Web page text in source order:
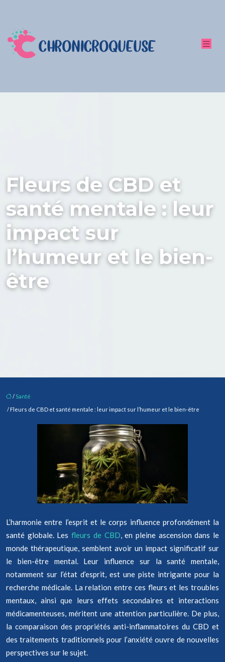
Fleurs de CBD et
santé mentale : leur
impact sur
l’humeur et le bien-
être
/ Santé
/ Fleurs de CBD et santé mentale : leur impact sur l’humeur et le bien-être
L’harmonie entre l’esprit et le corps influence profondément la
santé globale. Lesfleurs de CBD, en pleine ascension dans le
monde thérapeutique, semblent avoir un impact significatif sur
le bien-être mental. Leur influence sur la santé mentale,
notamment sur l’état d’esprit, est une piste intrigante pour la
recherche médicale. La relation entre ces fleurs et les troubles
mentaux, ainsi que leurs effets secondaires et interactions
médicamenteuses, méritent une attention particulière. De plus,
la comparaison des propriétés anti-inflammatoires du CBD et
des traitements traditionnels pour l’anxiété ouvre de nouvelles
perspectives sur le sujet.